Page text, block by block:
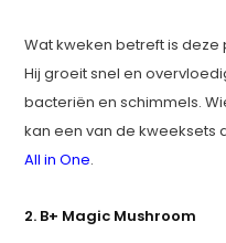
Wat kweken betreft is
Hij groeit snel en
bacteriën en schimmels.
kan een van de kweeksets
All in One.
2. B+ Magic Mushroom